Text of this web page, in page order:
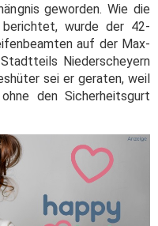
geworden. Wie die
wurde der 42-
auf der Max-
Niederscheyern
sei er geraten, weil
den Sicherheitsgurt